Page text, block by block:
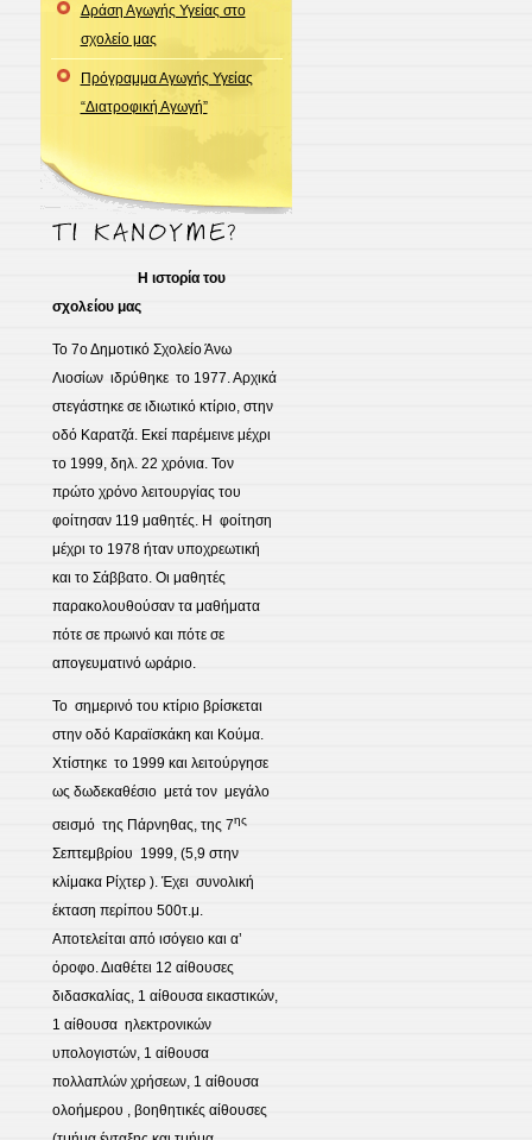
Δράση Αγωγής Υγείας στο
σχολείο μας
Πρόγραμμα Αγωγής Υγείας
“Διατροφική Αγωγή”
Η ιστορία του
σχολείου μας
Το 7ο Δημοτικό Σχολείο Άνω
Λιοσίων ιδρύθηκε το 1977. Αρχικά
στεγάστηκε σε ιδιωτικό κτίριο, στην
οδό Καρατζά. Εκεί παρέμεινε μέχρι
το 1999, δηλ. 22 χρόνια. Τον
πρώτο χρόνο λειτουργίας του
φοίτησαν 119 μαθητές. Η φοίτηση
μέχρι το 1978 ήταν υποχρεωτική
και το Σάββατο. Οι μαθητές
παρακολουθούσαν τα μαθήματα
πότε σε πρωινό και πότε σε
απογευματινό ωράριο.
Το σημερινό του κτίριο βρίσκεται
στην οδό Καραϊσκάκη και Κούμα.
Χτίστηκε το 1999 και λειτούργησε
ως δωδεκαθέσιο μετά τον μεγάλο
σεισμό της Πάρνηθας, της 7ης
Σεπτεμβρίου 1999, (5,9 στην
κλίμακα Ρίχτερ ). Έχει συνολική
έκταση περίπου 500τ.μ.
Αποτελείται από ισόγειο και α’
όροφο. Διαθέτει 12 αίθουσες
διδασκαλίας, 1 αίθουσα εικαστικών,
1 αίθουσα ηλεκτρονικών
υπολογιστών, 1 αίθουσα
πολλαπλών χρήσεων, 1 αίθουσα
ολοήμερου , βοηθητικές αίθουσες